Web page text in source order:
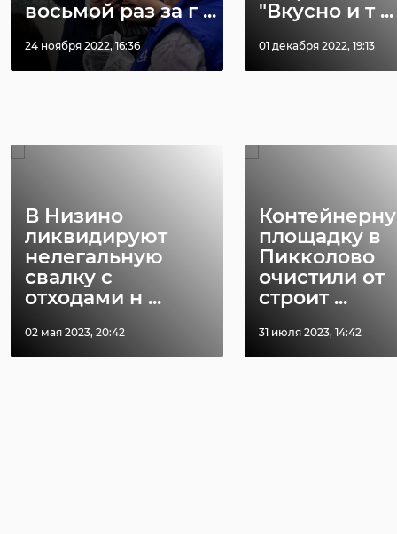
восьмой раз за г ...
24 ноября 2022, 16:36
"Вкусно и т ...
01 декабря 2022, 19:13
В Низино
ликвидируют
нелегальную
свалку с
отходами н ...
02 мая 2023, 20:42
площадку в
Пикколово
очистили от
строит ...
31 июля 2023, 14:42